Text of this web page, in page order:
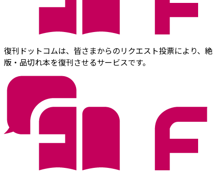
復刊ドットコムは、皆さまからのリクエスト投票により、絶
版・品切れ本を復刊させるサービスです。